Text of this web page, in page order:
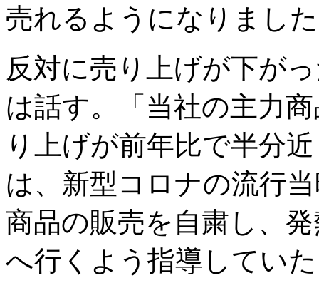
売れるようになりまし
反対に売り上げが下が
は話す。「当社の主力
り上げが前年比で半分
は、新型コロナの流行
商品の販売を自粛し、
へ行くよう指導してい